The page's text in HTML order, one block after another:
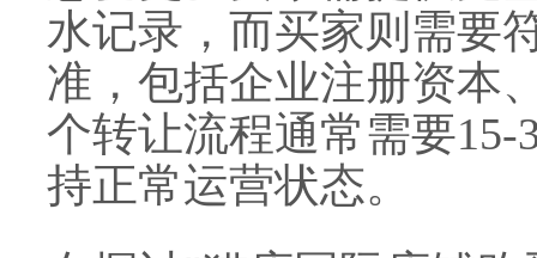
水记录，而买家则需要
准，包括企业注册资本
个转让流程通常需要
持正常运营状态。